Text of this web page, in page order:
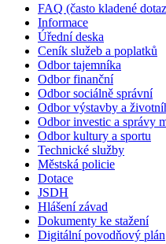
FAQ (často kladené
Informace
Úřední deska
Ceník služeb a poplatků
Odbor tajemníka
Odbor finanční
Odbor sociálně správní
Odbor výstavby a
Odbor investic a správy
Odbor kultury a sportu
Technické služby
Městská policie
Dotace
JSDH
Hlášení závad
Dokumenty ke stažení
Digitální povodňový plán